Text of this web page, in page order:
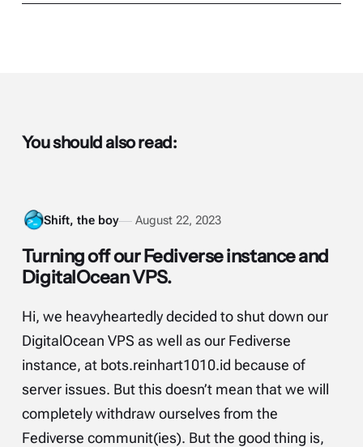
You should also read:
Shift, the boy August 22, 2023
Turning off our Fediverse instance and
DigitalOcean VPS.
Hi, we heavyheartedly decided to shut down our
DigitalOcean VPS as well as our Fediverse
instance, at bots.reinhart1010.id because of
server issues. But this doesn’t mean that we will
completely withdraw ourselves from the
Fediverse communit(ies). But the good thing is,